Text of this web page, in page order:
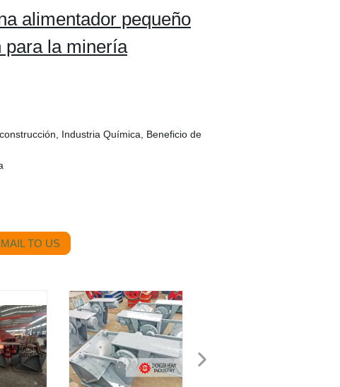
alimentador pequeño
para la minería
Industria Química, Beneficio de
TO US